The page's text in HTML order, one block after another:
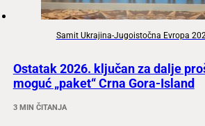
Samit Ukrajina-Jugoistočna Evropa
Ostatak 2026. ključan za dalje
moguć „paket“ Crna Gora-Island
3 MIN ČITANJA